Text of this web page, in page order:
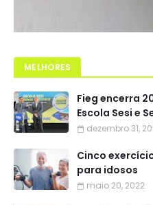
MELHORES
Fieg encerra
Escola Sesi e
dezembro 31,
Cinco
para idosos
maio 20, 2022